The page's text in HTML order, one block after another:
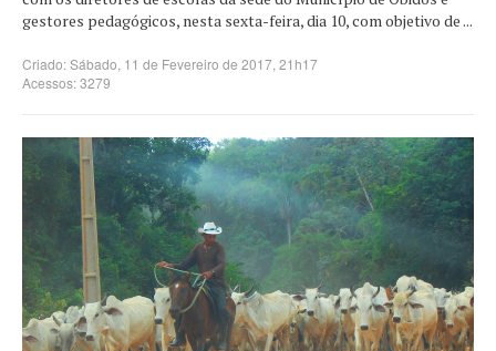
gestores pedagógicos, nesta sexta-feira, dia 10, com objetivo de ...
Criado: Sábado, 11 de Fevereiro de 2017, 21h17
Acessos: 3279